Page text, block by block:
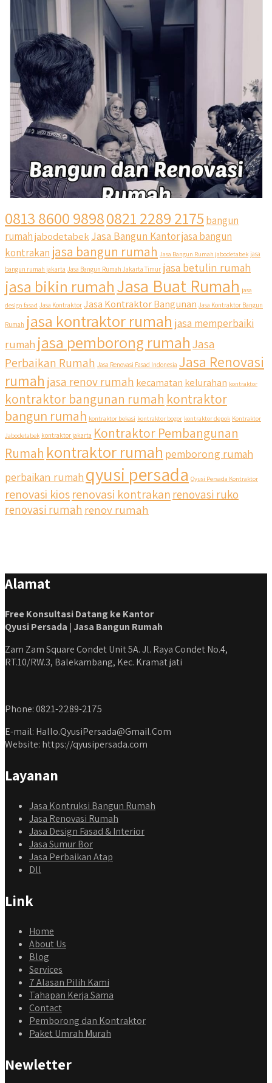
qyusipersada
@qyusipersada 3 years ago
Siapa yang udah masuk List untuk Bangun dan Renovasi
rumah Di @qyusipersada dengan sistem Cicilan ?? 🤗
Untuk informasi lebih lanjut terkait program cicilan ini temen
temen bisa langsung klik link di bio yaa
#jasabangunrumahjakarta #jasarenovasirumahjakarta
#kontraktorjakarta #kontraktorbangunan
#kontraktorbangunanrumah #kontraktorbangunanjakarta
#jasabangunrumahjabodetabek #qyusipersada
qyusipersada
0813 8600 98980821 2289 2175 bangun
rumahjabodetabek Jasa Bangun Kantorjasa bangun
kontrakan jasa bangun rumah Jasa Bangun Rumah jabodetabek jasa
bangun rumah jakarta Jasa Bangun Rumah Jakarta Timur jasa betulin rumah
jasa bikin rumahJasa Buat Rumah jasa
design fasad Jasa Kontraktor Jasa Kontraktor Bangunan Jasa Kontraktor Bangun
Rumah jasa kontraktor rumah jasa memperbaiki
rumah jasa pemborong rumahJasa
Perbaikan Rumah Jasa Renovasi Fasad Indonesia Jasa Renovasi
rumah jasa renov rumah kecamatan kelurahan kontraktor
kontraktor bangunan rumah kontraktor
bangun rumah kontraktor bekasi kontraktor bogor kontraktor depok Kontraktor
Jabodetabek kontraktor jakarta Kontraktor Pembangunan
Rumah kontraktor rumah pemborong rumah
perbaikan rumah qyusi persada Qyusi Persada Kontraktor
renovasi kiosrenovasi kontrakanrenovasi ruko
renovasi rumah renov rumah
Alamat
Free Konsultasi Datang ke Kantor
Qyusi Persada | Jasa Bangun Rumah
Zam Zam Square Condet Unit 5A. Jl. Raya Condet No.4,
RT.10/RW.3, Balekambang, Kec. Kramat jati
Phone: 0821-2289-2175
E-mail: Hallo.QyusiPersada@Gmail.Com
Website: https://qyusipersada.com
Layanan
Jasa Kontruksi Bangun Rumah
Jasa Renovasi Rumah
Jasa Design Fasad & Interior
Jasa Sumur Bor
Jasa Perbaikan Atap
Dll
Link
Home
About Us
Blog
Services
7 Alasan Pilih Kami
Tahapan Kerja Sama
Contact
Pemborong dan Kontraktor
Paket Umrah Murah
Newletter